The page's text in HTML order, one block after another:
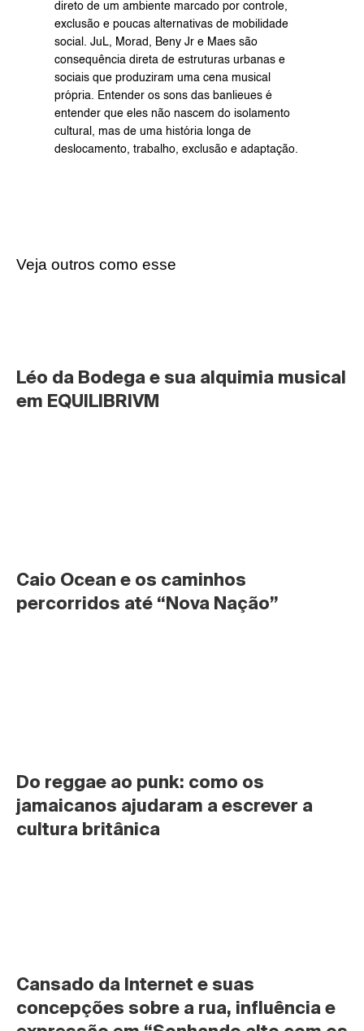
direto de um ambiente marcado por controle,
exclusão e poucas alternativas de mobilidade
social. JuL, Morad, Beny Jr e Maes são
consequência direta de estruturas urbanas e
sociais que produziram uma cena musical
própria. Entender os sons das banlieues é
entender que eles não nascem do isolamento
cultural, mas de uma história longa de
deslocamento, trabalho, exclusão e adaptação.
Veja outros como esse
Léo da Bodega e sua alquimia musical
em EQUILIBRIVM
Caio Ocean e os caminhos
percorridos até “Nova Nação”
Do reggae ao punk: como os
jamaicanos ajudaram a escrever a
cultura britânica
Cansado da Internet e suas
concepções sobre a rua, influência e